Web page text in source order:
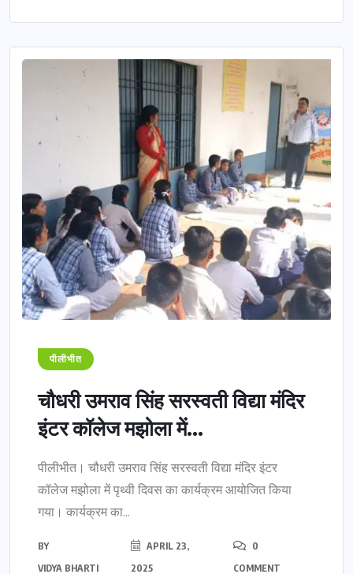
पीलीभीत
चौधरी उमराव सिंह सरस्वती विद्या मंदिर
इंटर कॉलेज मझोला में...
पीलीभीत। चौधरी उमराव सिंह सरस्वती विद्या मंदिर इंटर
कॉलेज मझोला में पृथ्वी दिवस का कार्यक्रम आयोजित किया
गया। कार्यक्रम का...
BY
VIDYA BHARTI
APRIL 23,
2025
0
COMMENT